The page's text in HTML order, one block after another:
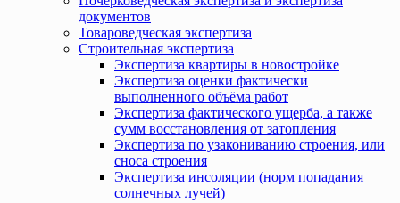
документов
Товароведческая экспертиза
Строительная экспертиза
Экспертиза квартиры в новостройке
Экспертиза оценки фактически
выполненного объёма работ
Экспертиза фактического ущерба, а также
сумм восстановления от затопления
Экспертиза по узакониванию строения, или
сноса строения
Экспертиза инсоляции (норм попадания
солнечных лучей)